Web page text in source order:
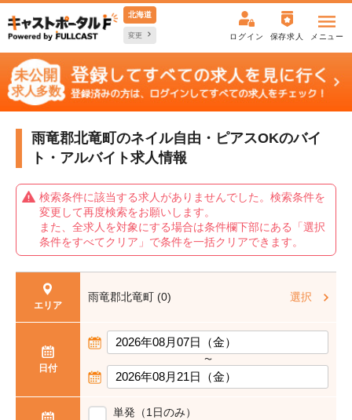
北海道
変更 ログイン 保存求人 メニュー
雨竜郡北竜町のネイル自由・ピアスOKのバイ
ト・アルバイト求人情報
検索条件に該当する求人がありませんでした。検索条件を
変更して再度検索をお願いします。
また、全求人を対象にする場合は条件欄下部にある「選択
条件をすべてクリア」で条件を一括クリアできます。
エリア
雨竜郡北竜町 (0) 選択
日付
〜
単発（1日のみ）